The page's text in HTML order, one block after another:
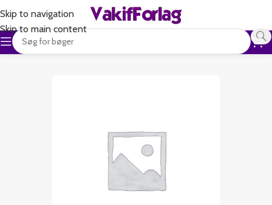
Skip to navigation
Skip to main content